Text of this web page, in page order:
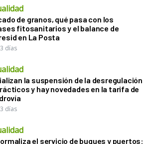
de granos, qué pasa con los
fitosanitarios y el balance de
en La Posta
días
la suspensión de la desregulación
y hay novedades en la tarifa de
días
el servicio de buques y puertos: